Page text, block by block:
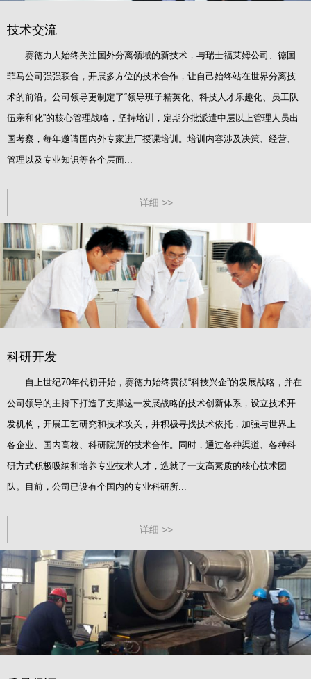
技术交流
赛德力人始终关注国外分离领域的新技术，与瑞士福莱姆公司、德国
菲马公司强强联合，开展多方位的技术合作，让自己始终站在世界分离技
术的前沿。公司领导更制定了“领导班子精英化、科技人才乐趣化、员工队
伍亲和化”的核心管理战略，坚持培训，定期分批派遣中层以上管理人员出
国考察，每年邀请国内外专家进厂授课培训。培训内容涉及决策、经营、
管理以及专业知识等各个层面...
详细 >>
科研开发
自上世纪70年代初开始，赛德力始终贯彻“科技兴企”的发展战略，并在
公司领导的主持下打造了支撑这一发展战略的技术创新体系，设立技术开
发机构，开展工艺研究和技术攻关，并积极寻找技术依托，加强与世界上
各企业、国内高校、科研院所的技术合作。同时，通过各种渠道、各种科
研方式积极吸纳和培养专业技术人才，造就了一支高素质的核心技术团
队。目前，公司已设有个国内的专业科研所...
详细 >>